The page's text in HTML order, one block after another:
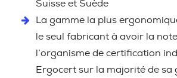
Suisse et Suède
La gamme la plus
le seul fabricant à avoir la
l’organisme de certification
Ergocert sur la majorité de sa